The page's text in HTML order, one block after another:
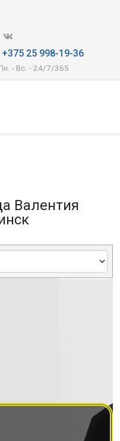
+375 25 998-19-36
- Вс. - 24/7/365
Валентия